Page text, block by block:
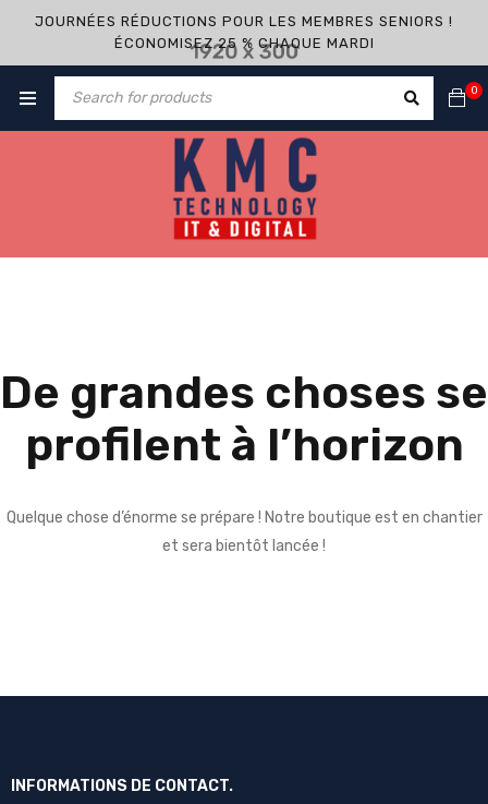
JOURNÉES RÉDUCTIONS POUR LES MEMBRES SENIORS !
ÉCONOMISEZ 25 % CHAQUE MARDI
0
De grandes choses se
profilent à l’horizon
Quelque chose d’énorme se prépare ! Notre boutique est en chantier
et sera bientôt lancée !
INFORMATIONS DE CONTACT.